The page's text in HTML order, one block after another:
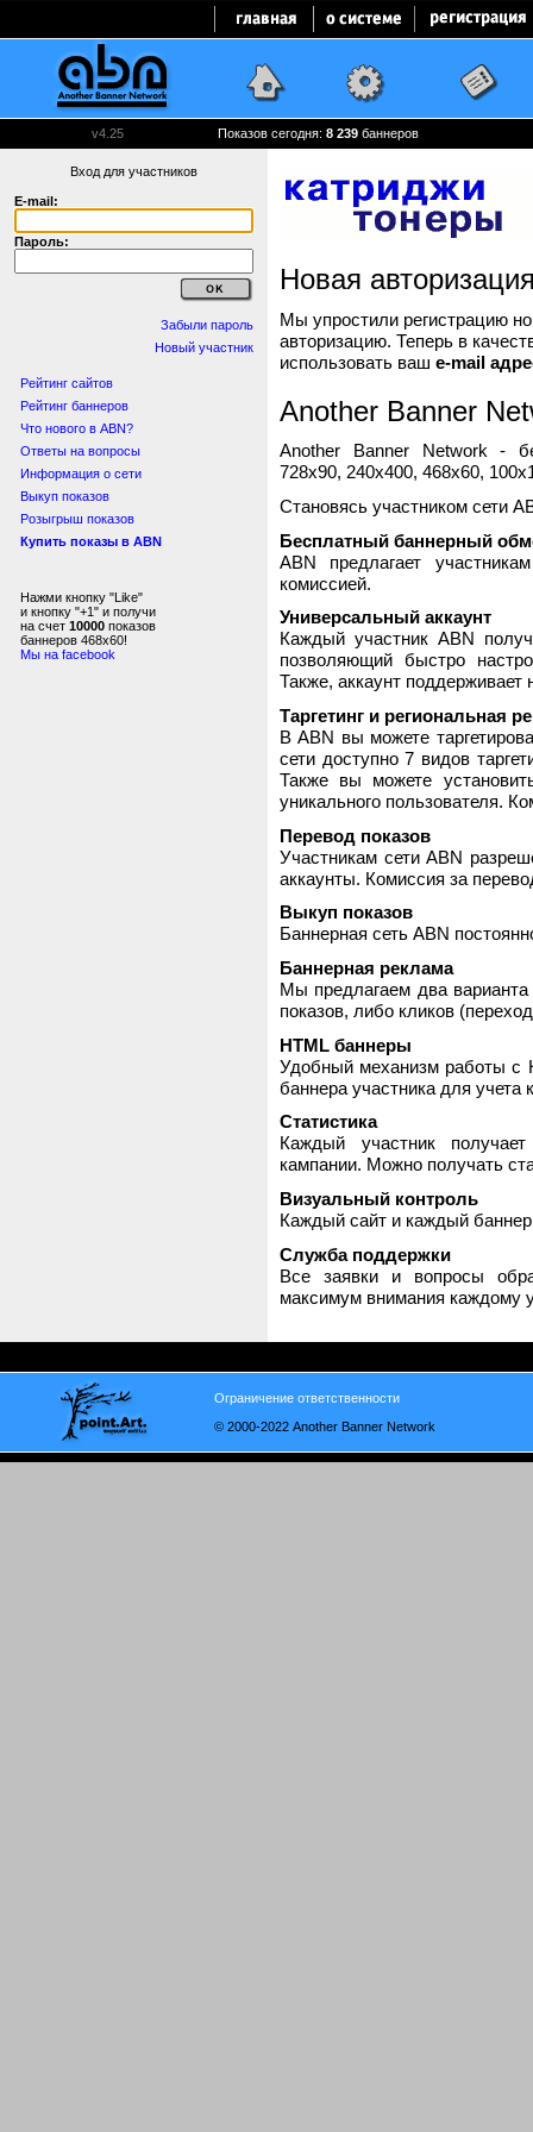
v4.25 Показов сегодня: 8 239 баннеров
Вход для участников
E-mail:
Пароль:
Забыли пароль
Новый участник
Рейтинг сайтов
Рейтинг баннеров
Что нового в ABN?
Ответы на вопросы
Информация о сети
Выкуп показов
Розыгрыш показов
Купить показы в ABN
Нажми кнопку "Like"
и кнопку "+1" и получи
на счет 10000 показов
баннеров 468x60!
Мы на facebook
Новая
Мы упростили регистрацию
авторизацию. Теперь в
использовать ваш e-mail
Another Banner
Another Banner Network -
728x90, 240x400, 468x60,
Становясь участником сети
Бесплатный баннерный
ABN предлагает
комиссией.
Универсальный аккаунт
Каждый участник ABN
позволяющий быстро
Также, аккаунт поддерживает
Таргетинг и региональная
В ABN вы можете
сети доступно 7 видов
Также вы можете
уникального пользователя.
Перевод показов
Участникам сети ABN
аккаунты. Комиссия за
Выкуп показов
Баннерная сеть ABN
Баннерная реклама
Мы предлагаем два
показов, либо кликов
HTML баннеры
Удобный механизм работы с
баннера участника для
Статистика
Каждый участник
кампании. Можно получать
Визуальный контроль
Каждый сайт и каждый
Служба поддержки
Все заявки и вопросы
максимум внимания каждому
Ограничение ответственности
© 2000-2022 Another Banner Network